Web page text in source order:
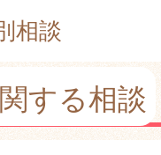
相談
する相談